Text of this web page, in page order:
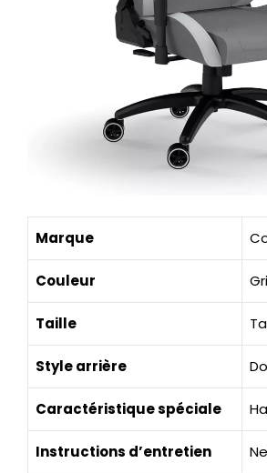
Marque
Couleur
Taille
Style arrière
Caractéristique spéciale
Instructions d’entretien